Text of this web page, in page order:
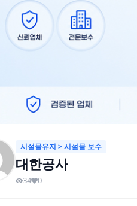
시설물유지 > 시설물 보수
대한공사
34 0